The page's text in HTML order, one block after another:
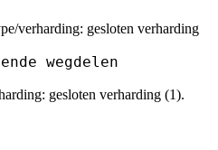
verharding: gesloten verharding
wegdelen
gesloten verharding (1).